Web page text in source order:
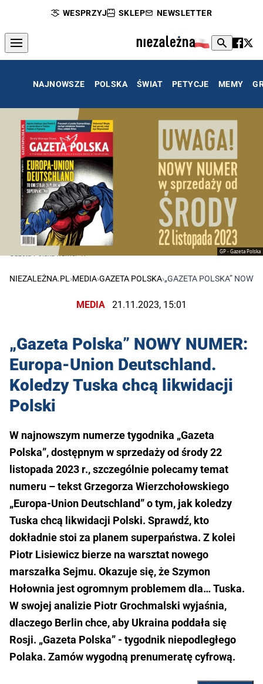
WESPRZYJ SKLEP NEWSLETTER
NAJNOWSZE POLSKA ŚWIAT PETYCJE MEMY
GP - Gazeta Polska
Gazeta Polska numer 47
NIEZALEŻNA.PL ›MEDIA›GAZETA POLSKA›„GAZETA POLSKA”
MEDIA 21.11.2023, 15:01
„Gazeta Polska” NOWY NUMER:
Europa-Union Deutschland.
Koledzy Tuska chcą likwidacji
Polski
W najnowszym numerze tygodnika „Gazeta
Polska”, dostępnym w sprzedaży od środy 22
listopada 2023 r., szczególnie polecamy temat
numeru – tekst Grzegorza Wierzchołowskiego
„Europa-Union Deutschland” o tym, jak koledzy
Tuska chcą likwidacji Polski. Sprawdź, kto
dokładnie stoi za planem superpaństwa. Z kolei
Piotr Lisiewicz bierze na warsztat nowego
marszałka Sejmu. Okazuje się, że Szymon
Hołownia jest ogromnym problemem dla… Tuska.
W swojej analizie Piotr Grochmalski wyjaśnia,
dlaczego Berlin chce, aby Ukraina poddała się
Rosji. „Gazeta Polska” - tygodnik niepodległego
Polaka. Zamów wygodną prenumeratę cyfrową.